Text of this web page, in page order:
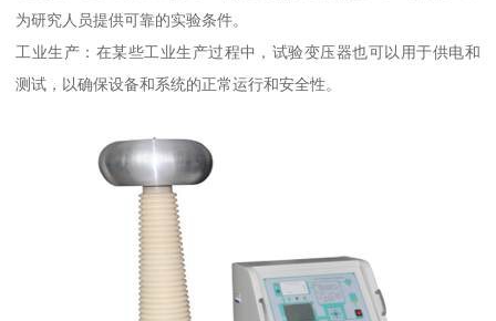
为研究人员提供可靠的实验条件。
工业生产：在某些工业生产过程中，试验变压器也可以用于供电和
测试，以确保设备和系统的正常运行和安全性。